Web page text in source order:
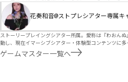
ジャンルを問わず幅広く対応可能です！お任せください！ 《所属団体・店舗》 ★ Lanbelysma -ラ
ビリズマ- (代表・制作・GM) ★ ストーリープレイングシアター (GM) ★ フィネガンズ ウェイク
(GM)
s=11 活動内容はSNSにて投稿しています。 SPT所属。 ストーリープレイングシアター「星詠みの
標」にてGMデビュー。 ボードゲーム×体感型演劇 イ
演中。
花奏和音@ストプレシアター専属キ
ストーリープレイングシアター所属。愛称は『わおん
動し、現在イマーシブシアター・体験型コンテンツに多
ゲームマスター一覧へ